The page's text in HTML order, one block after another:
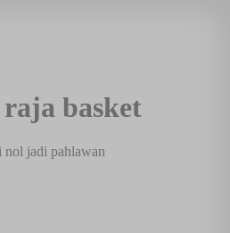
basket
nol jadi pahlawan